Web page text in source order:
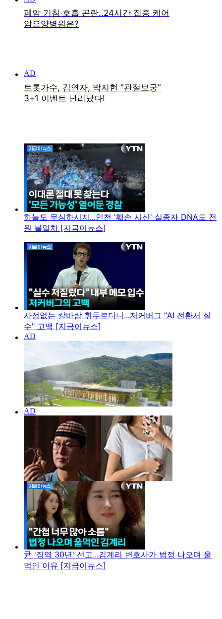
하늘도 무심하시지...인천 '훼손 시신' 실종자 DNA도 전
원 불일치 [지금이뉴스]
사정없는 칼바람 휘두르더니...저커버그 "AI 전환서 실
수" 고백 [지금이뉴스]
尹 '징역 30년' 선고...김계리 변호사가 법정 나오며 울
먹인 이유 [지금이뉴스]